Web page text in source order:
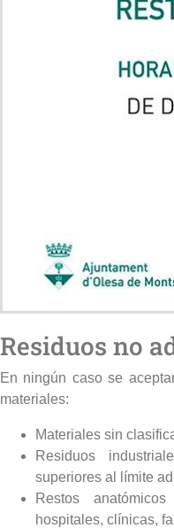
Residuos no
En ningún caso se
materiales:
Materiales sin
Residuos
superiores al límite
Restos
hospitales, clínicas,